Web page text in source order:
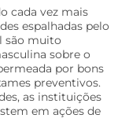
cada vez mais
espalhadas pelo
são muito
sobre o
por bons
preventivos.
as instituições
em ações de